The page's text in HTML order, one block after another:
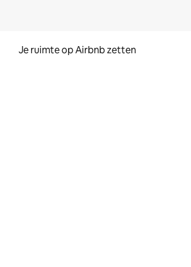
Je ruimte op Airbnb zetten